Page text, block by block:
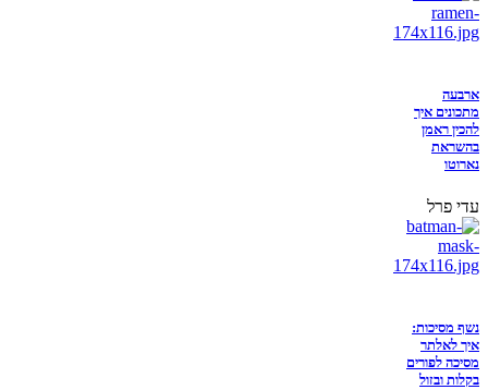
ארבעה
מתכונים איך
להכין ראמן
בהשראת
נארוטו
עדי פרל
נשף מסיכות:
איך לאלתר
מסיכה לפורים
בקלות ובזול